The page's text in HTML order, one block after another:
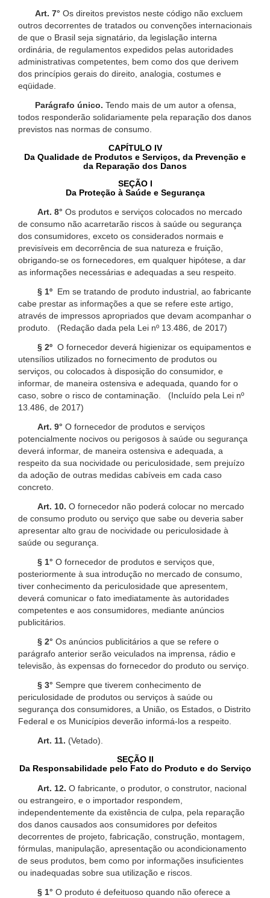
Art. 7° Os direitos previstos neste código não excluem
outros decorrentes de tratados ou convenções internacionais
de que o Brasil seja signatário, da legislação interna
ordinária, de regulamentos expedidos pelas autoridades
administrativas competentes, bem como dos que derivem
dos princípios gerais do direito, analogia, costumes e
eqüidade.
Parágrafo único. Tendo mais de um autor a ofensa,
todos responderão solidariamente pela reparação dos danos
previstos nas normas de consumo.
CAPÍTULO IV
Da Qualidade de Produtos e Serviços, da Prevenção e
da Reparação dos Danos
SEÇÃO I
Da Proteção à Saúde e Segurança
Art. 8° Os produtos e serviços colocados no mercado
de consumo não acarretarão riscos à saúde ou segurança
dos consumidores, exceto os considerados normais e
previsíveis em decorrência de sua natureza e fruição,
obrigando-se os fornecedores, em qualquer hipótese, a dar
as informações necessárias e adequadas a seu respeito.
§ 1º Em se tratando de produto industrial, ao fabricante
cabe prestar as informações a que se refere este artigo,
através de impressos apropriados que devam acompanhar o
produto. (Redação dada pela Lei nº 13.486, de 2017)
§ 2º O fornecedor deverá higienizar os equipamentos e
utensílios utilizados no fornecimento de produtos ou
serviços, ou colocados à disposição do consumidor, e
informar, de maneira ostensiva e adequada, quando for o
caso, sobre o risco de contaminação. (Incluído pela Lei nº
13.486, de 2017)
Art. 9° O fornecedor de produtos e serviços
potencialmente nocivos ou perigosos à saúde ou segurança
deverá informar, de maneira ostensiva e adequada, a
respeito da sua nocividade ou periculosidade, sem prejuízo
da adoção de outras medidas cabíveis em cada caso
concreto.
Art. 10. O fornecedor não poderá colocar no mercado
de consumo produto ou serviço que sabe ou deveria saber
apresentar alto grau de nocividade ou periculosidade à
saúde ou segurança.
§ 1° O fornecedor de produtos e serviços que,
posteriormente à sua introdução no mercado de consumo,
tiver conhecimento da periculosidade que apresentem,
deverá comunicar o fato imediatamente às autoridades
competentes e aos consumidores, mediante anúncios
publicitários.
§ 2° Os anúncios publicitários a que se refere o
parágrafo anterior serão veiculados na imprensa, rádio e
televisão, às expensas do fornecedor do produto ou serviço.
§ 3° Sempre que tiverem conhecimento de
periculosidade de produtos ou serviços à saúde ou
segurança dos consumidores, a União, os Estados, o Distrito
Federal e os Municípios deverão informá-los a respeito.
Art. 11. (Vetado).
SEÇÃO II
Da Responsabilidade pelo Fato do Produto e do Serviço
Art. 12. O fabricante, o produtor, o construtor, nacional
ou estrangeiro, e o importador respondem,
independentemente da existência de culpa, pela reparação
dos danos causados aos consumidores por defeitos
decorrentes de projeto, fabricação, construção, montagem,
fórmulas, manipulação, apresentação ou acondicionamento
de seus produtos, bem como por informações insuficientes
ou inadequadas sobre sua utilização e riscos.
§ 1° O produto é defeituoso quando não oferece a